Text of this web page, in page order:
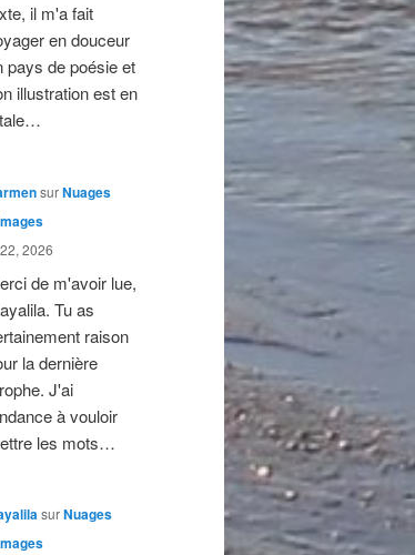
il m'a fait
en douceur
pays de poésie et
illustration est en
surNuages
2026
de m'avoir lue,
Tu as
raison
la dernière
J'ai
à vouloir
les mots…
surNuages